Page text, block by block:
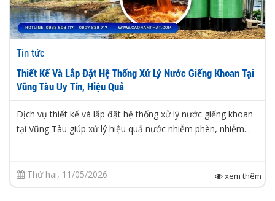
Tin tức
Thiết Kế Và Lắp Đặt Hệ Thống Xử Lý Nước Giếng Khoan Tại
Vũng Tàu Uy Tín, Hiệu Quả
Dịch vụ thiết kế và lắp đặt hệ thống xử lý nước giếng khoan
tại Vũng Tàu giúp xử lý hiệu quả nước nhiễm phèn, nhiễm...
Thứ hai, 11/05/2026 xem thêm